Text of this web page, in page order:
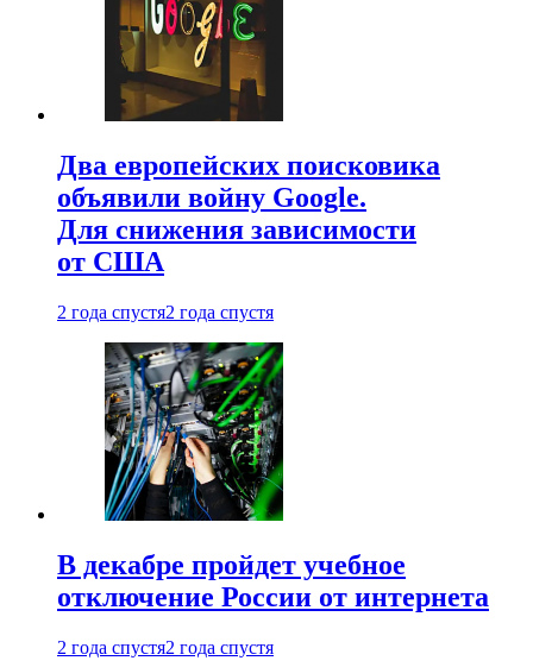
Два европейских поисковика
объявили войну Google.
Для снижения зависимости
от США
2 года спустя2 года спустя
В декабре пройдет учебное
отключение России от интернета
2 года спустя2 года спустя